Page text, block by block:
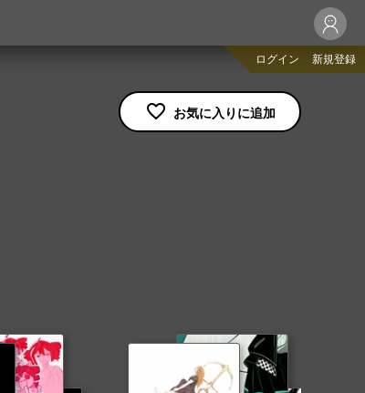
ログイン 新規登録